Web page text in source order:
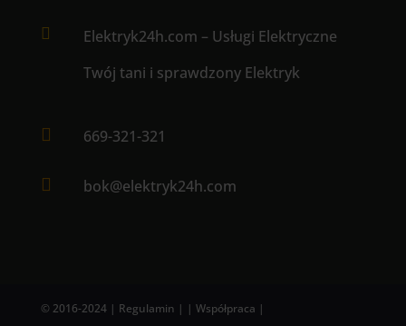

Elektryk24h.com – Usługi Elektryczne
Twój tani i sprawdzony Elektryk
 669-321-321
 bok@elektryk24h.com
© 2016-2024 | Regulamin | | Współpraca |